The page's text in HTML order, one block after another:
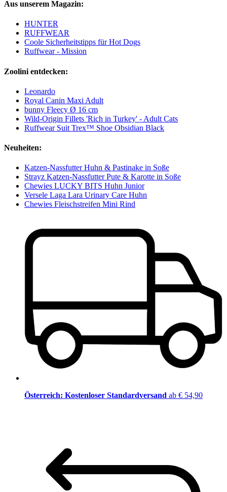
Aus unserem Magazin:
HUNTER
RUFFWEAR
Coole Sicherheitstipps für Hot Dogs
Ruffwear - Mission
Zoolini entdecken:
Leonardo
Royal Canin Maxi Adult
bunny Fleecy Ø 16 cm
Wild-Origin Fillets 'Rich in Turkey' - Adult Cats
Ruffwear Suit Trex™ Shoe Obsidian Black
Neuheiten:
Katzen-Nassfutter Huhn & Pastinake in Soße
Strayz Katzen-Nassfutter Pute & Karotte in Soße
Chewies LUCKY BITS Huhn Junior
Versele Laga Lara Urinary Care Huhn
Chewies Fleischstreifen Mini Rind
Österreich: Kostenloser Standardversand ab € 54,90